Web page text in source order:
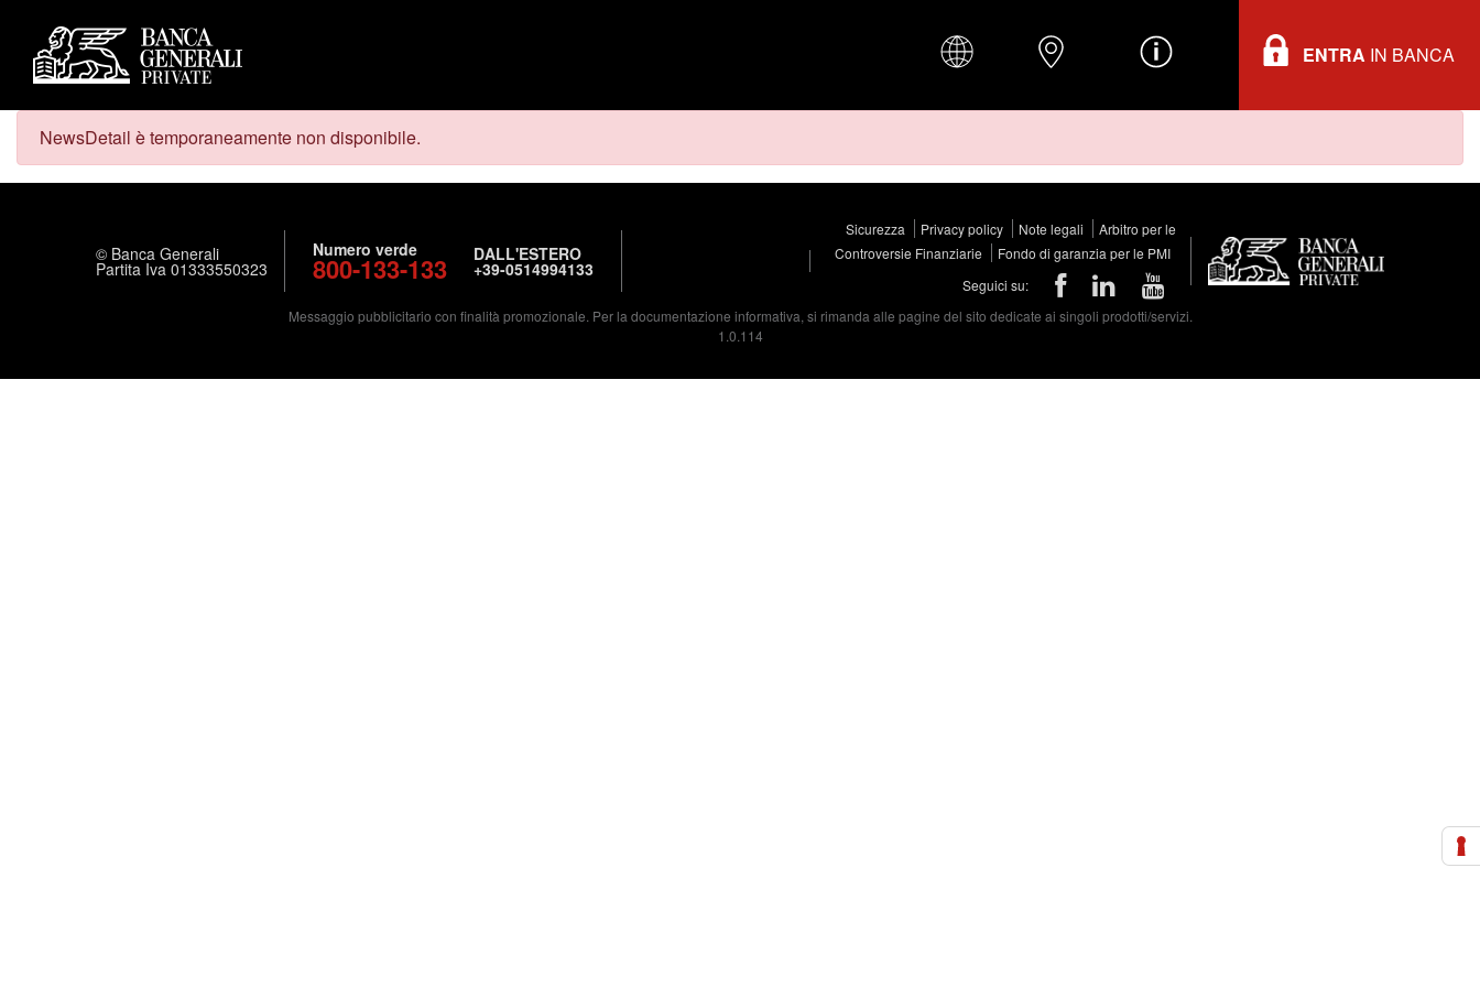
ENTRA IN BANCA
NewsDetail è temporaneamente non disponibile.
© Banca Generali
Partita Iva 01333550323
Numero verde
800-133-133 DALL'ESTERO
+39-0514994133
Sicurezza Privacy policy Note legali
Arbitro per le
Controversie Finanziarie
Fondo di garanzia per le PMI
Seguici su:
Messaggio pubblicitario con finalità promozionale. Per la documentazione informativa, si rimanda alle pagine del sito dedicate ai singoli prodotti/servizi.
1.0.114